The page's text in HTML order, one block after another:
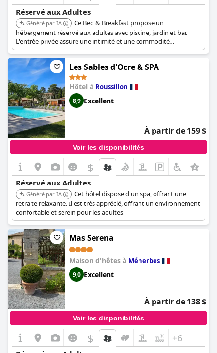
Réservé aux Adultes
Généré par IA
Ce Bed & Breakfast propose un
hébergement réservé aux adultes avec piscine, jardin et bar.
L'entrée privée assure une intimité et une commodité
supplémentaires.
Les Sables d'Ocre & SPA
Hôtel à Roussillon
8,9 Excellent
À partir de 159 $
Voir les disponibilités
$
Réservé aux Adultes
Généré par IA
Cet hôtel dispose d'un spa, offrant une
retraite relaxante. Il est très apprécié, offrant un environnement
confortable et serein pour les adultes.
Mas Serena
Maison d'hôtes à Ménerbes
9,0 Excellent
À partir de 138 $
Voir les disponibilités
$ +6